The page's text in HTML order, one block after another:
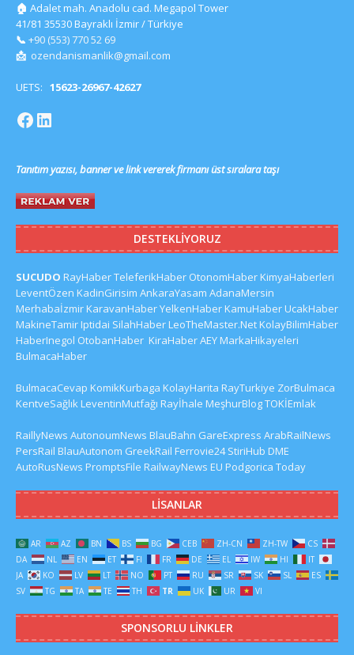
🏠 Adalet mah. Anadolu cad. Megapol Tower
41/81 35530 Bayraklı İzmir / Türkiye
📞 +90 (553) 770 52 69
📩 ozendanismanlik@gmail.com
UETS: 15623-26967-42627
Tanıtım yazısı, banner ve link vererek firmanı üst sıralara taşı
DESTEKLIYORUZ
SUCUDO RayHaberTeleferikHaber OtonomHaberKimyaHaberleri
LeventÖzen KadinGirisim AnkaraYasam AdanaMersin
MerhabaİzmirKaravanHaberYelkenHaberKamuHaberUcakHaber
MakineTamirIptidai SilahHaberLeoTheMaster.NetKolayBilimHaber
HaberInegol OtobanHaber KiraHaberAEYMarkaHikayeleri
BulmacaHaber
BulmacaCevap KomikKurbaga KolayHarita RayTurkiye ZorBulmaca
KentveSağlıkLeventinMutfağı Rayİhale MeşhurBlogTOKİEmlak
RaillyNews AutonoumNews BlauBahn GareExpress ArabRailNews
PersRail BlauAutonom GreekRail Ferrovie24 StiriHub DME
AutoRusNews PromptsFile RailwayNews EU Podgorica Today
LISANLAR
AR AZ BN BS BG CEB ZH-CN ZH-TW
CS
DA
NL EN ET FI FR DE EL IW HI
IT
JA
KO LV LT NO PT RU SR SK SL
ES
SV
TG TA TE TH TR UK UR VI
SPONSORLU LINKLER